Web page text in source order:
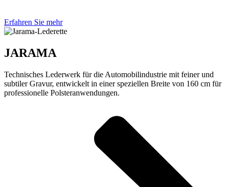
Erfahren Sie mehr
JARAMA
Technisches Lederwerk für die Automobilindustrie mit feiner und
subtiler Gravur, entwickelt in einer speziellen Breite von 160 cm für
professionelle Polsteranwendungen.